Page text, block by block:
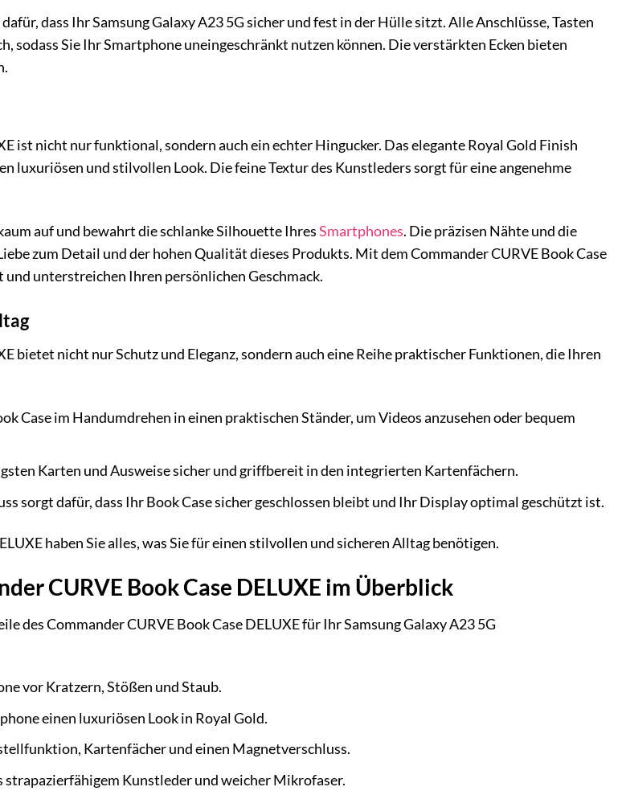
dass Ihr Samsung Galaxy A23 5G sicher und fest in der Hülle sitzt. Alle Anschlüsse, Tasten
sodass Sie Ihr Smartphone uneingeschränkt nutzen können. Die verstärkten Ecken bieten
ist nicht nur funktional, sondern auch ein echter Hingucker. Das elegante Royal Gold Finish
luxuriösen und stilvollen Look. Die feine Textur des Kunstleders sorgt für eine angenehme
auf und bewahrt die schlanke Silhouette IhresSmartphones. Die präzisen Nähte und die
zum Detail und der hohen Qualität dieses Produkts. Mit dem Commander CURVE Book Case
unterstreichen Ihren persönlichen Geschmack.
bietet nicht nur Schutz und Eleganz, sondern auch eine Reihe praktischer Funktionen, die Ihren
Case im Handumdrehen in einen praktischen Ständer, um Videos anzusehen oder bequem
Karten und Ausweise sicher und griffbereit in den integrierten Kartenfächern.
sorgt dafür, dass Ihr Book Case sicher geschlossen bleibt und Ihr Display optimal geschützt ist.
haben Sie alles, was Sie für einen stilvollen und sicheren Alltag benötigen.
CURVE Book Case DELUXE im Überblick
des Commander CURVE Book Case DELUXE für Ihr Samsung Galaxy A23 5G
vor Kratzern, Stößen und Staub.
einen luxuriösen Look in Royal Gold.
Kartenfächer und einen Magnetverschluss.
strapazierfähigem Kunstleder und weicher Mikrofaser.